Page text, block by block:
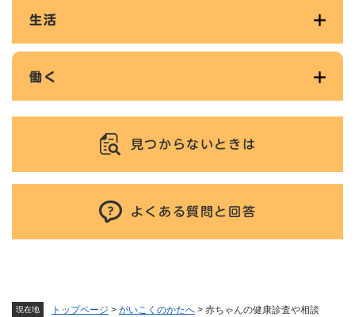
現在地 トップページ > がいこくのかたへ > 赤ちゃんの健康診査や相談
生活
働く
見つからないときは
よくある質問と回答